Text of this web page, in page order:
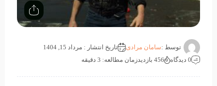
توسط :سامان مرادی
تاریخ انتشار : مرداد 15, 1404
0 دیدگاه
456 بازدید زمان مطالعه: 3 دقیقه